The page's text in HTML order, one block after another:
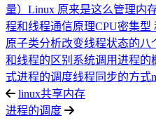
量） Linux 原来是这么管理内
程和线程通信原理CPU密集型
原子类分析改变线程状态的八
和线程的区别 系统调用进程的
式进程的调度线程同步的方式
linux共享内存
进程的调度